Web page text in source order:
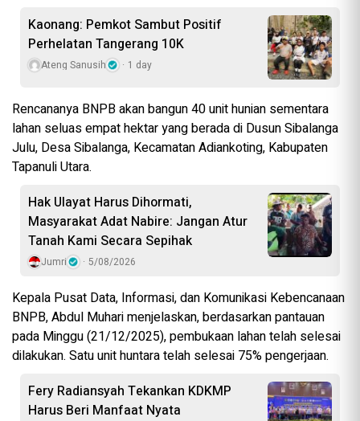
Kaonang: Pemkot Sambut Positif
Perhelatan Tangerang 10K
Ateng Sanusih 1 day
Rencananya BNPB akan bangun 40 unit hunian sementara
lahan seluas empat hektar yang berada di Dusun Sibalanga
Julu, Desa Sibalanga, Kecamatan Adiankoting, Kabupaten
Tapanuli Utara.
Hak Ulayat Harus Dihormati,
Masyarakat Adat Nabire: Jangan Atur
Tanah Kami Secara Sepihak
Jumri 5/08/2026
Kepala Pusat Data, Informasi, dan Komunikasi Kebencanaan
BNPB, Abdul Muhari menjelaskan, berdasarkan pantauan
pada Minggu (21/12/2025), pembukaan lahan telah selesai
dilakukan. Satu unit huntara telah selesai 75% pengerjaan.
Fery Radiansyah Tekankan KDKMP
Harus Beri Manfaat Nyata